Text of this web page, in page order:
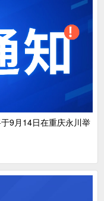
9月14日在重庆永川举